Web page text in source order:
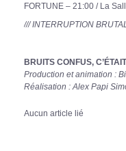
FORTUNE – 21:00 / La
/// INTERRUPTION
BRUITS CONFUS,
Production et animation :
Réalisation : Alex Papi
Aucun article lié